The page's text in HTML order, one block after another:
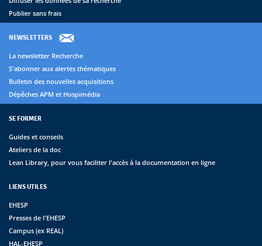
Publier sans frais
NEWSLETTERS
La newsletter Recherche
S'abonner aux alertes thématiques
Bulletin des nouvelles acquisitions
Dépêches APM et Hospimédia
SE FORMER
Guides et conseils
Ateliers de la doc
Lean Library, pour vous faciliter l'accès à la documentation en ligne
LIENS UTILES
EHESP
Presses de l'EHESP
Campus (ex REAL)
HAL-EHESP